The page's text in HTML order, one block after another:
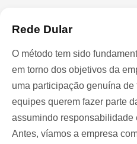
Rede Dular
O método tem sido
em torno dos objetivos da
uma participação genuína
equipes querem fazer parte
assumindo responsabilidade
Antes, víamos a empresa